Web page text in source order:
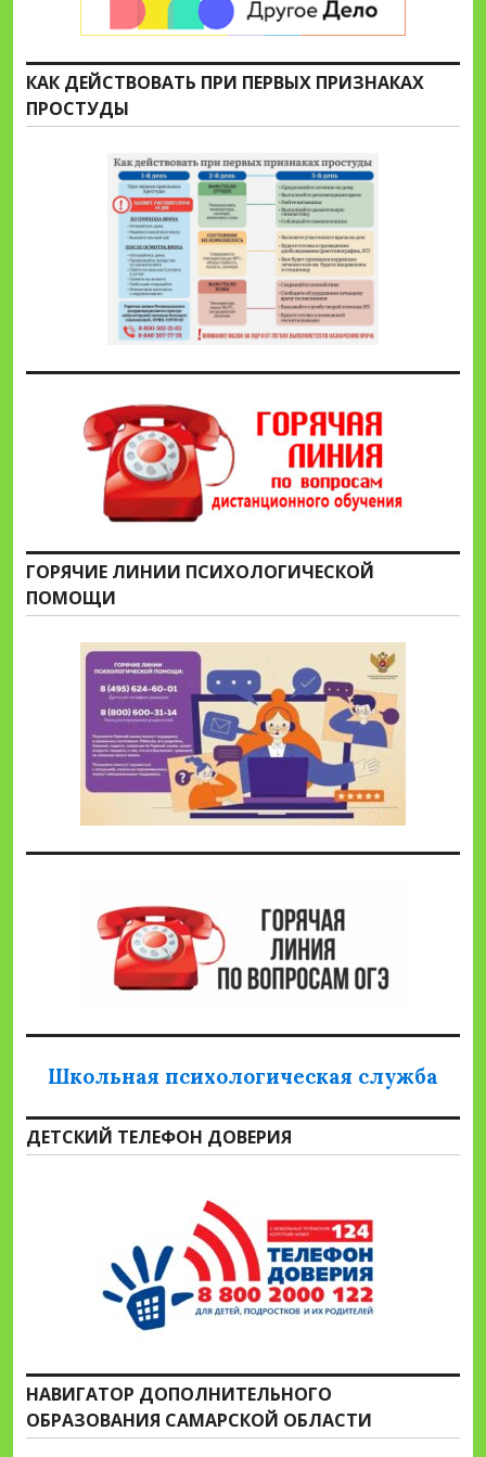
КАК ДЕЙСТВОВАТЬ ПРИ ПЕРВЫХ ПРИЗНАКАХ
ПРОСТУДЫ
ГОРЯЧИЕ ЛИНИИ ПСИХОЛОГИЧЕСКОЙ
ПОМОЩИ
Школьная психологическая служба
ДЕТСКИЙ ТЕЛЕФОН ДОВЕРИЯ
НАВИГАТОР ДОПОЛНИТЕЛЬНОГО
ОБРАЗОВАНИЯ САМАРСКОЙ ОБЛАСТИ